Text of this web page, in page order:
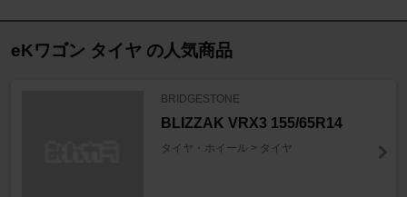
eKワゴン タイヤ の人気商品
BRIDGESTONE
BLIZZAK VRX3 155/65R14
タイヤ・ホイール > タイヤ